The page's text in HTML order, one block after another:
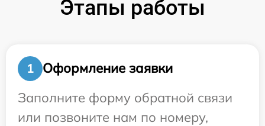
Этапы работы
1
Оформление заявки
Заполните форму обратной связи
или позвоните нам по номеру,